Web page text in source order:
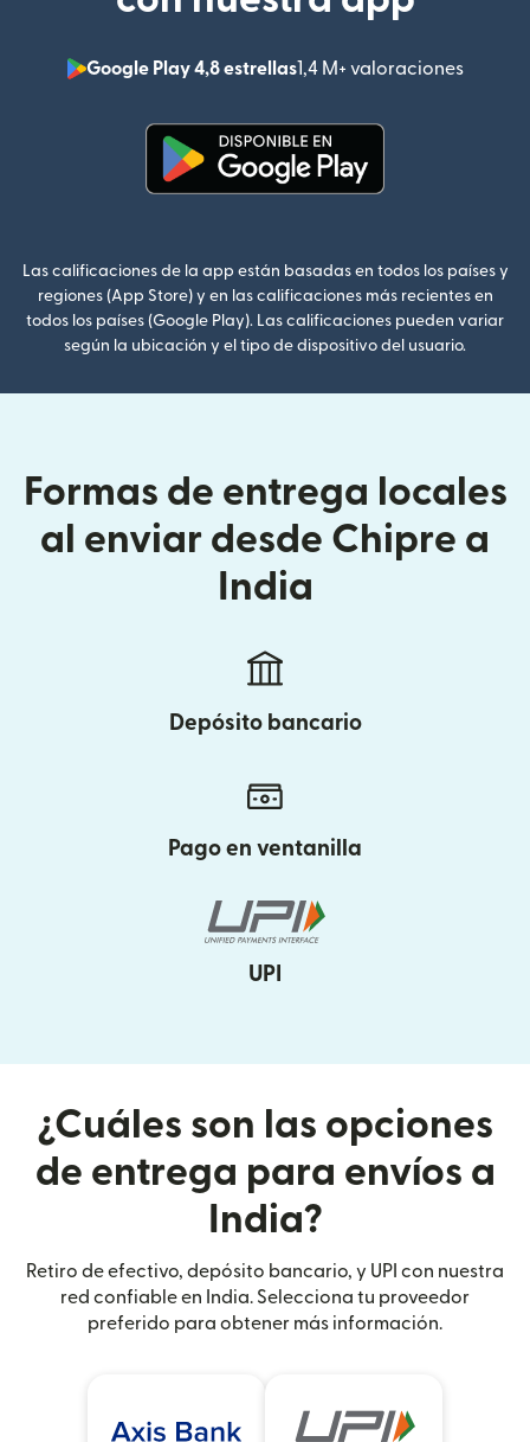
Google Play 4,8 estrellas1,4 M+ valoraciones
(se
Las calificaciones de la app están basadas en todos los países y
regiones (App Store) y en las calificaciones más recientes en
todos los países (Google Play). Las calificaciones pueden variar
según la ubicación y el tipo de dispositivo del usuario.
Formas de entrega locales
al enviar desde Chipre a
India
Depósito bancario
Pago en ventanilla
UPI
¿Cuáles son las opciones
de entrega para envíos a
India?
Retiro de efectivo, depósito bancario, y UPI con nuestra
red confiable en India. Selecciona tu proveedor
preferido para obtener más información.